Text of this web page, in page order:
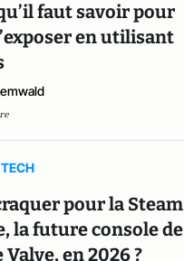
faut savoir pour
en utilisant
pour la Steam
la future console de
Valve, en 2026 ?